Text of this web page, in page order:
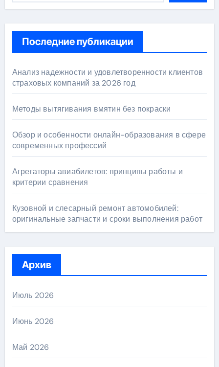
Последние публикации
Анализ надежности и удовлетворенности клиентов
страховых компаний за 2026 год
Методы вытягивания вмятин без покраски
Обзор и особенности онлайн-образования в сфере
современных профессий
Агрегаторы авиабилетов: принципы работы и
критерии сравнения
Кузовной и слесарный ремонт автомобилей:
оригинальные запчасти и сроки выполнения работ
Архив
Июль 2026
Июнь 2026
Май 2026